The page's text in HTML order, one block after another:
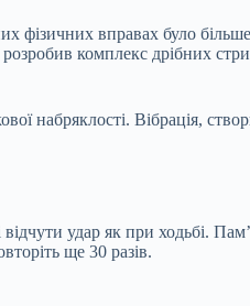
вправах було
комплекс дрібних
набряклості. Вібрація,
удар як при ходьбі.
ще 30 разів.